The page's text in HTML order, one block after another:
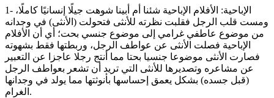
1- الإباحية: الأفلام الإباحية شئنا أم أبينا شوهت جيلًا إنسانيًا كاملًا،
ومست قلب الرجل فقلبت نظرته للأنثى فتحولت (الأنثى) في وجدانه
من موضوع عاطفي غرامي إلى موضوع جنسي بحت؛ أي أن الأفلام
الإباحية فصلت الأنثى عن عواطف الرجل، وربطتها فقط بشهوته
فصارت الأنثى موضوعا جنسيا بحتا مما أنتج رجلا عاجزا عن التعبير
عن مشاعره وتصديرها للأنثى التي تريد أن تشعر بعواطف الرجل
(قبل جسده) بشكل يعمق إحساسها بأنوثتها مما يولد في وجدانها
الغرام.